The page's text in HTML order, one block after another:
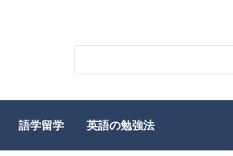
語学留学 英語の勉強法